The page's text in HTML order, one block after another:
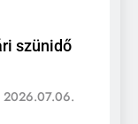
szünidő
2026.07.06.